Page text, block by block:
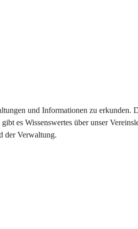
und Informationen zu
es Wissenswertes über unser
der Verwaltung.